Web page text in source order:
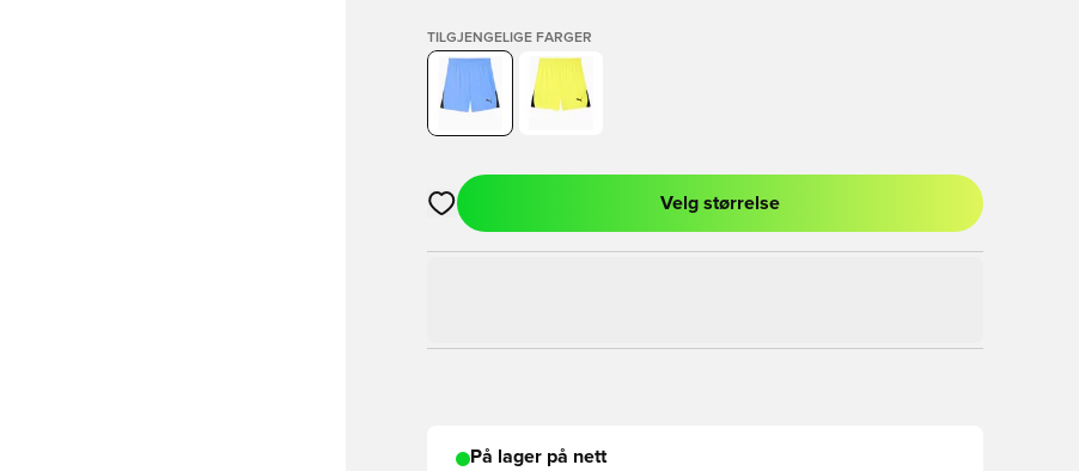
TILGJENGELIGE FARGER
Åpner en Modal for å logge inn eller registrere deg som medlem
Velg størrelse
På lager på nett